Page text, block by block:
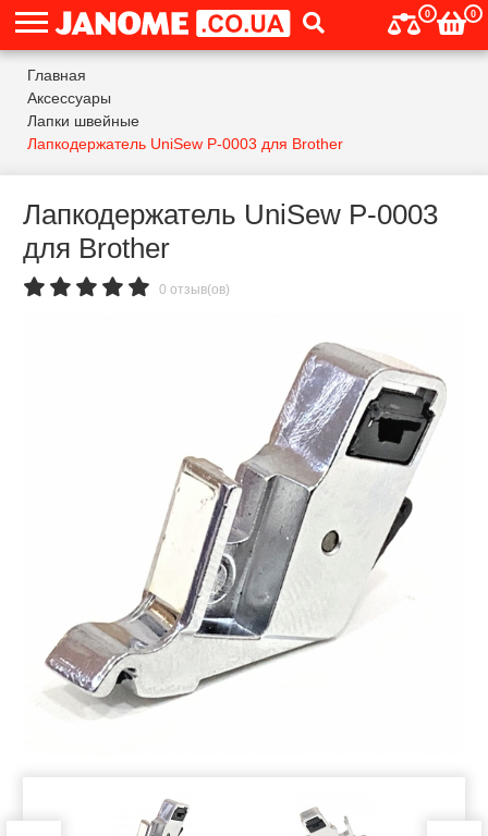
0 0
Главная
Аксессуары
Лапки швейные
Лапкодержатель UniSew P-0003 для Brother
Лапкодержатель UniSew P-0003
для Brother
0 отзыв(ов)